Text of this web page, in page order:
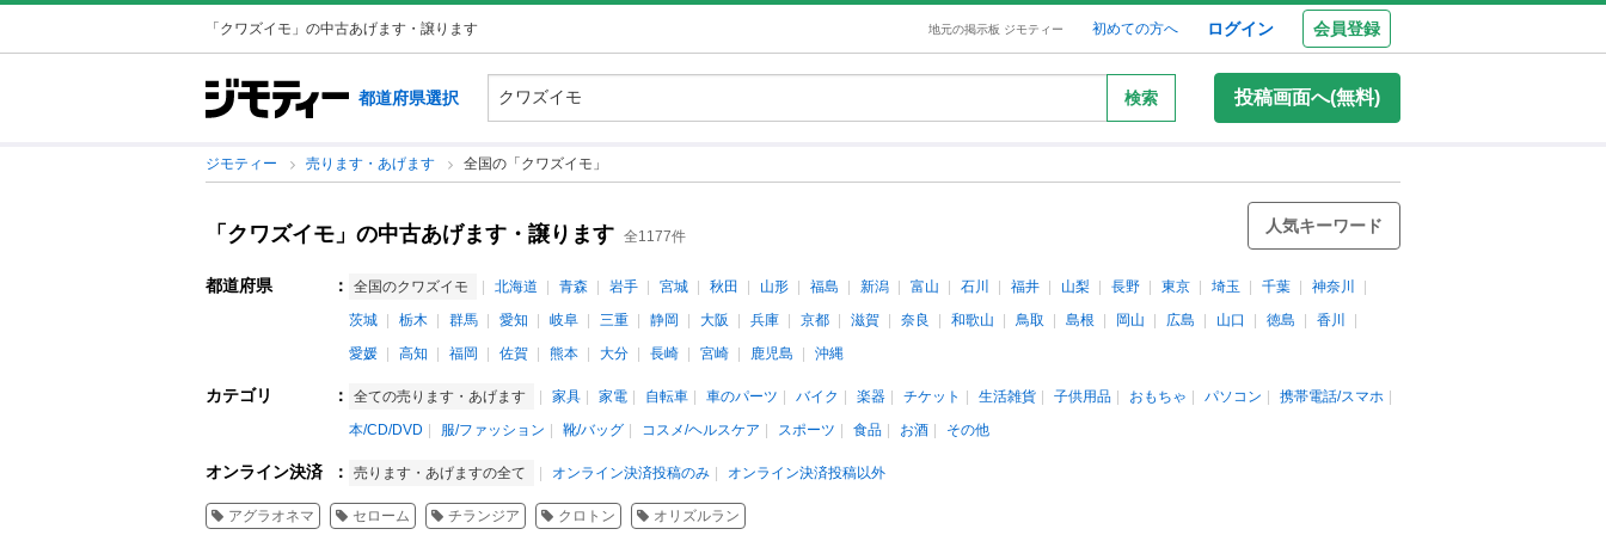
「クワズイモ」の中古あげます・譲ります 地元の掲示板 ジモティー 初めての方へ ログイン 会員登録
都道府県選択 検索 投稿画面へ(無料)
ジモティー 売ります・あげます 全国の「クワズイモ」
「クワズイモ」の中古あげます・譲ります 全1177件
人気キーワード
都道府県 ： 全国のクワズイモ 北海道 青森 岩手 宮城 秋田 山形 福島 新潟 富山 石川 福井 山梨 長野 東京 埼玉 千葉
神奈川
茨城
栃木 群馬 愛知 岐阜 三重 静岡 大阪 兵庫 京都 滋賀 奈良 和歌山 鳥取 島根 岡山 広島 山口 徳島
香川
愛媛
高知 福岡 佐賀 熊本 大分 長崎 宮崎 鹿児島 沖縄
カテゴリ ： 全ての売ります・あげます 家具 家電 自転車 車のパーツ バイク 楽器 チケット 生活雑貨 子供用品 おもちゃ パソコン
携帯電話/スマホ
本/CD/DVD
服/ファッション 靴/バッグ コスメ/ヘルスケア スポーツ 食品 お酒 その他
オンライン決済 ： 売ります・あげますの全て オンライン決済投稿のみ オンライン決済投稿以外
アグラオネマ セローム チランジア クロトン オリズルラン